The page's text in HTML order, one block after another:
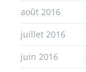
août 2016
juillet 2016
juin 2016